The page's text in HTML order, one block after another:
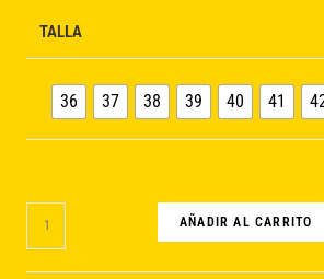
TALLA
36 37 38 39 40 41
´
AÑADIR AL CARRITO